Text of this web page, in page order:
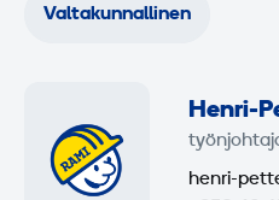
Valtakunnallinen
Henri-
henri-